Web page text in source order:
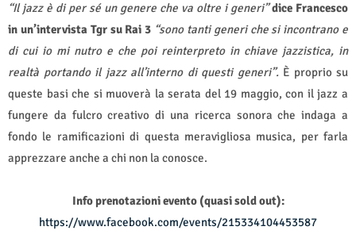
“Il jazz è di per sé un genere che va oltre i generi”dice Francesco
in un’intervista Tgr su Rai 3 “sono tanti generi che si incontrano e
di cui io mi nutro e che poi reinterpreto in chiave jazzistica, in
realtà portando il jazz all’interno di questi generi”. È proprio su
queste basi che si muoverà la serata del 19 maggio, con il jazz a
fungere da fulcro creativo di una ricerca sonora che indaga a
fondo le ramificazioni di questa meravigliosa musica, per farla
apprezzare anche a chi non la conosce.
Info prenotazioni evento (quasi sold out):
https://www.facebook.com/events/215334104453587